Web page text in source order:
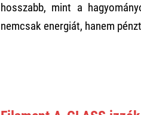
hosszabb, mint a
nemcsak energiát, hanem